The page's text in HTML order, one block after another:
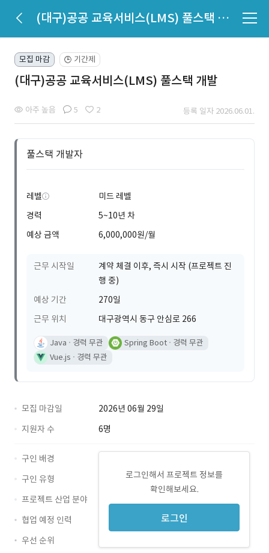
(대구)공공 교육서비스(LMS) 풀스택 개발
모집 마감 🕒 기간제
(대구)공공 교육서비스(LMS) 풀스택 개발
아주 높음 5 2 등록 일자 2026.06.01.
풀스택 개발자
레벨
미드 레벨
경력
5~10년 차
예상 금액
6,000,000원/월
근무 시작일
계약 체결 이후, 즉시 시작 (프로젝트 진
행 중)
예상 기간
270일
근무 위치
대구광역시 동구 안심로 266
Java 경력 무관 Spring Boot
경력 무관
Vue.js
경력 무관
모집 마감일
2026년 06월 29일
지원자 수
6명
로그인해서 프로젝트 정보를
확인해보세요.
로그인
구인 배경
구인 유형
프로젝트 산업 분야
협업 예정 인력
우선 순위